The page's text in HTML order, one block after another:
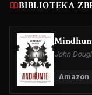
BIBLIOTEKA
John
Amazon